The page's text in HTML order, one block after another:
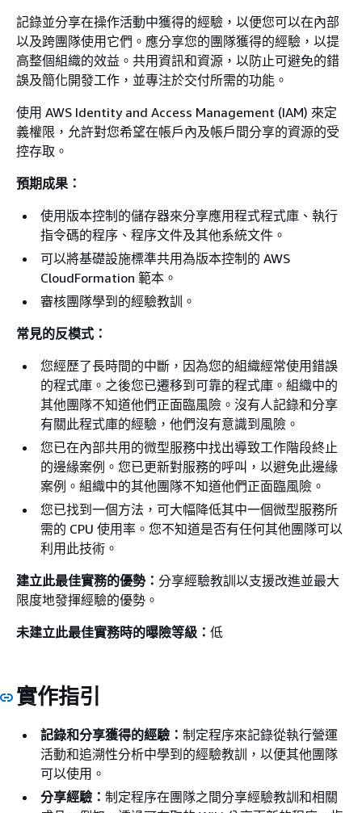
記錄並分享在操作活動中獲得的經驗，以便您可以在內部
以及跨團隊使用它們。應分享您的團隊獲得的經驗，以提
高整個組織的效益。共用資訊和資源，以防止可避免的錯
誤及簡化開發工作，並專注於交付所需的功能。
使用 AWS Identity and Access Management (IAM) 來定
義權限，允許對您希望在帳戶內及帳戶間分享的資源的受
控存取。
預期成果：
使用版本控制的儲存器來分享應用程式程式庫、執行
指令碼的程序、程序文件及其他系統文件。
可以將基礎設施標準共用為版本控制的 AWS
CloudFormation 範本。
審核團隊學到的經驗教訓。
常見的反模式：
您經歷了長時間的中斷，因為您的組織經常使用錯誤
的程式庫。之後您已遷移到可靠的程式庫。組織中的
其他團隊不知道他們正面臨風險。沒有人記錄和分享
有關此程式庫的經驗，他們沒有意識到風險。
您已在內部共用的微型服務中找出導致工作階段終止
的邊緣案例。您已更新對服務的呼叫，以避免此邊緣
案例。組織中的其他團隊不知道他們正面臨風險。
您已找到一個方法，可大幅降低其中一個微型服務所
需的 CPU 使用率。您不知道是否有任何其他團隊可以
利用此技術。
建立此最佳實務的優勢： 分享經驗教訓以支援改進並最大
限度地發揮經驗的優勢。
未建立此最佳實務時的曝險等級： 低
實作指引
記錄和分享獲得的經驗： 制定程序來記錄從執行營運
活動和追溯性分析中學到的經驗教訓，以便其他團隊
可以使用。
分享經驗： 制定程序在團隊之間分享經驗教訓和相關